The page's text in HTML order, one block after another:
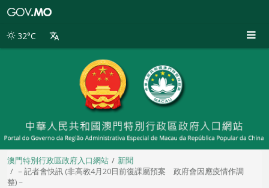
別
32°C
澳門特別行政區政府入口網站
新聞
－記者會快訊 (非高教4月20日前復課屬預案 政府會因應疫情作調
整)－